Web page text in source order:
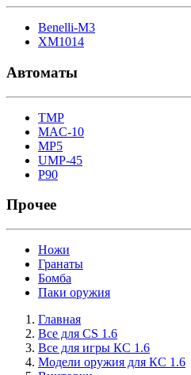
Benelli-M3
XM1014
Автоматы
TMP
MAC-10
MP5
UMP-45
P90
Прочее
Ножи
Гранаты
Бомба
Паки оружия
Главная
Все для CS 1.6
Все для игры КС 1.6
Модели оружия для КС 1.6